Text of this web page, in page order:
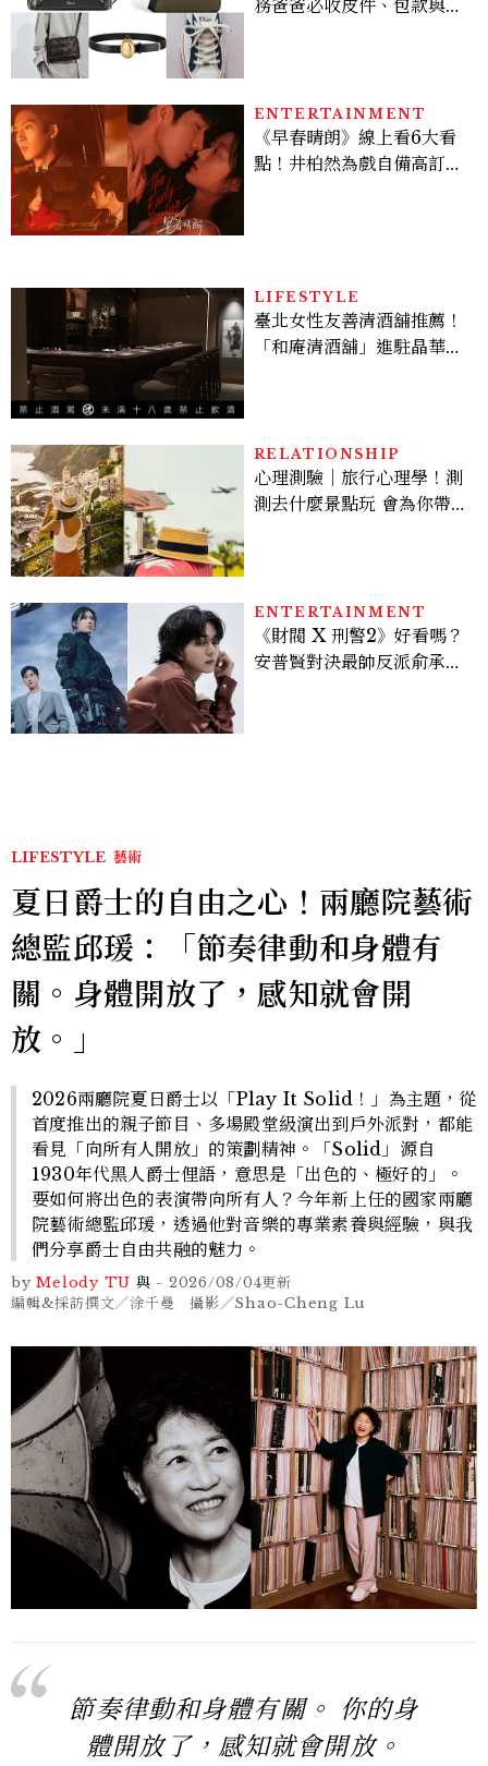
務爸爸必收皮件、包款與鞋
ENTERTAINMENT
《早春晴朗》線上看6大看
點！井柏然為戲自備高訂，
LIFESTYLE
臺北女性友善清酒舖推薦！
「和庵清酒舖」進駐晶華酒
RELATIONSHIP
心理測驗｜旅行心理學！測
測去什麼景點玩 會為你帶來
ENTERTAINMENT
《財閥 X 刑警2》好看嗎？
安普賢對決最帥反派俞承
LIFESTYLE 藝術
夏日爵士的自由之心！兩廳院藝術
總監邱瑗：「節奏律動和身體有
關。身體開放了，感知就會開
放。」
2026兩廳院夏日爵士以「Play It Solid！」為主題，從
首度推出的親子節目、多場殿堂級演出到戶外派對，都能
看見「向所有人開放」的策劃精神。「Solid」源自
1930年代黑人爵士俚語，意思是「出色的、極好的」。
要如何將出色的表演帶向所有人？今年新上任的國家兩廳
院藝術總監邱瑗，透過他對音樂的專業素養與經驗，與我
們分享爵士自由共融的魅力。
by Melody TU 與 - 2026/08/04更新
編輯&採訪撰文／涂千曼 攝影／Shao-Cheng Lu
節奏律動和身體有關。 你的身
體開放了，感知就會開放。